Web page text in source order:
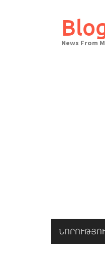
News From